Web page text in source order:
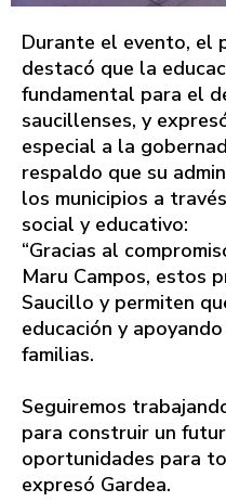
Durante el evento, el
destacó que la
fundamental para el
saucillenses, y
especial a la
respaldo que su
los municipios a
social y educativo:
“Gracias al
Maru Campos, estos
Saucillo y permiten
educación y
familias.
Seguiremos
para construir un
oportunidades para
expresó Gardea.